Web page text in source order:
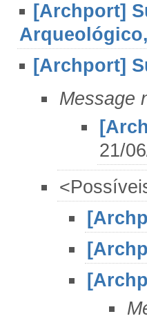
[Archport]
[Archport]
Message
21/